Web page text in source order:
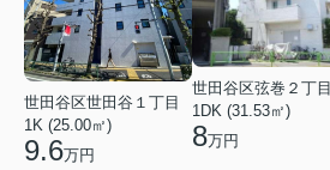
世田谷区世田谷１丁目
1K (25.00㎡)
9.6万円
世田谷区弦巻２丁目
1DK (31.53㎡)
8万円